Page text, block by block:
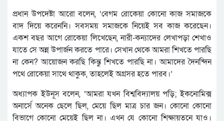
প্রধান উপদেষ্টা আরো বলেন, ‘বেগম রোকেয়া কোনো কাজ সমাজকে
বাদ দিয়ে করেননি। সবসময় সমাজকে নিয়েই সব কাজ করেছেন।
একশ বছর আগে রোকেয়া লিখেছেন, নারী-কন্যাদের লেখাপড়া শেখাও
যাতে সে অন্ন উপার্জন করতে পারে। সেখান থেকে আমরা শিখতে পারছি
না কেন? আয়োজন করছি কিন্তু শিখতে পারছি না। আমাদের দৈনন্দিন
পথে রোকেয়া সাথে থাকুক, তাহলেই অগ্রসর হতে পারব।’
অধ্যাপক ইউনূস বলেন, ‘আমরা যখন বিশ্ববিদ্যালয় পড়ি; ইকনোমিক্স
অনার্সে অনেক ছেলে ছিল, মেয়ে ছিল মাত্র চার জন। কোনো কোনো
বিভাগে কোনো মেয়েই ছিল না। এখন যে কোনো শিক্ষায়তনে যাও।